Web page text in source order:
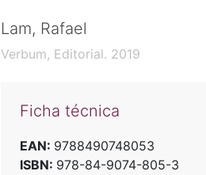
Lam, Rafael
Verbum, Editorial. 2019
Ficha técnica
EAN: 9788490748053
ISBN: 978-84-9074-805-3